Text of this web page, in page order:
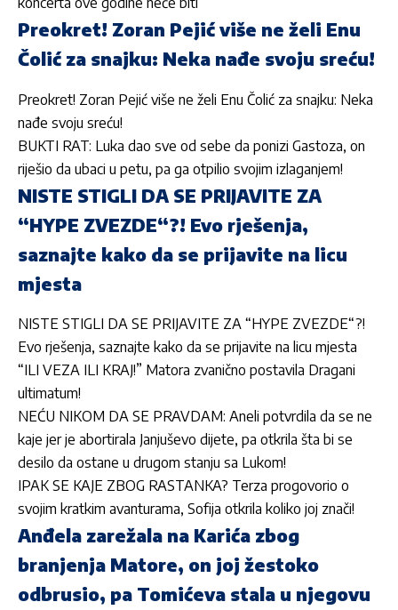
Preokret! Zoran Pejić više ne želi Enu
Čolić za snajku: Neka nađe svoju sreću!
Preokret! Zoran Pejić više ne želi Enu Čolić za snajku: Neka
nađe svoju sreću!
BUKTI RAT: Luka dao sve od sebe da ponizi Gastoza, on
riješio da ubaci u petu, pa ga otpilio svojim izlaganjem!
NISTE STIGLI DA SE PRIJAVITE ZA
“HYPE ZVEZDE“?! Evo rješenja,
saznajte kako da se prijavite na licu
mjesta
NISTE STIGLI DA SE PRIJAVITE ZA “HYPE ZVEZDE“?!
Evo rješenja, saznajte kako da se prijavite na licu mjesta
“ILI VEZA ILI KRAJ!” Matora zvanično postavila Dragani
ultimatum!
NEĆU NIKOM DA SE PRAVDAM: Aneli potvrdila da se ne
kaje jer je abortirala Janjuševo dijete, pa otkrila šta bi se
desilo da ostane u drugom stanju sa Lukom!
IPAK SE KAJE ZBOG RASTANKA? Terza progovorio o
svojim kratkim avanturama, Sofija otkrila koliko joj znači!
Anđela zarežala na Karića zbog
branjenja Matore, on joj žestoko
odbrusio, pa Tomićeva stala u njegovu